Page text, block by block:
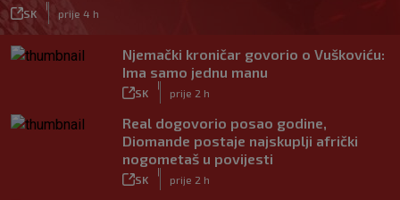
SK prije 4 h
Njemački kroničar govorio o Vuškoviću:
Ima samo jednu manu
SK prije 2 h
Real dogovorio posao godine,
Diomande postaje najskuplji afrički
nogometaš u povijesti
SK prije 2 h